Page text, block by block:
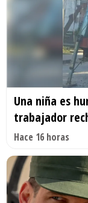
Una niña es
trabajador
Hace 16 horas